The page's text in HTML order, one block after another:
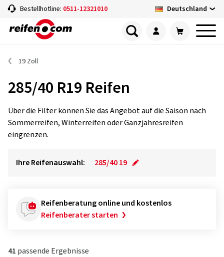
Bestellhotline: 0511-12321010 Deutschland
19 Zoll
285/40 R19 Reifen
Über die Filter können Sie das Angebot auf die Saison nach
Sommerreifen, Winterreifen oder Ganzjahresreifen
eingrenzen.
Ihre Reifenauswahl: 285/40 19
Reifenberatung online und kostenlos
Reifenberater starten
41 passende Ergebnisse